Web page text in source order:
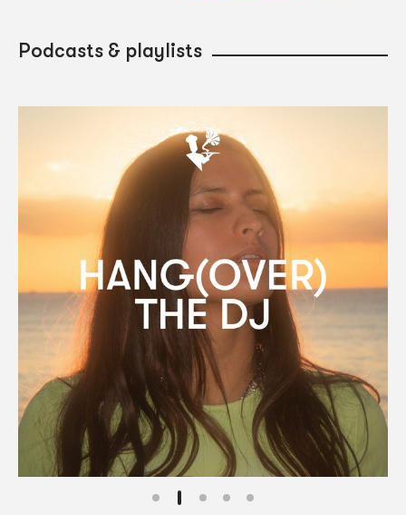
Podcasts & playlists